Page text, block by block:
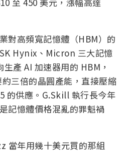
對高頻寬記憶體（HBM）的
Hynix、Micron 三大記憶
產 AI 加速器用的 HBM，
三倍的晶圓產能，直接壓縮
的供應。G.Skill 執行長今年
記憶體價格混亂的罪魁禍
當年用幾十美元買的那組